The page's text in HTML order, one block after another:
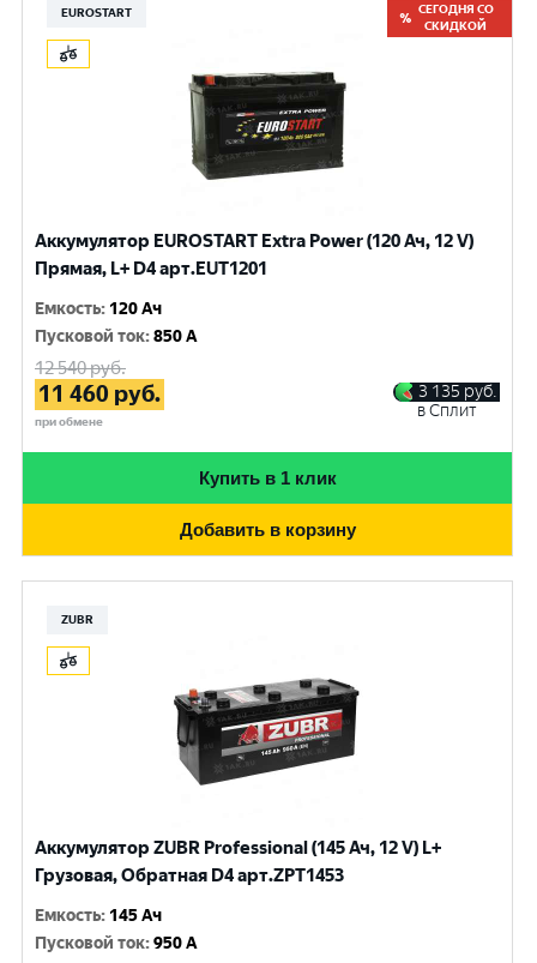
EUROSTART
СЕГОДНЯ СО
СКИДКОЙ
Аккумулятор EUROSTART Extra Power (120 Ач, 12 V)
Прямая, L+ D4 арт.EUT1201
Емкость: 120 Ач
Пусковой ток:850 A
12 540руб.
11 460 руб.
при обмене
3 135 руб.
в Сплит
Купить в 1 клик
Добавить в корзину
ZUBR
Аккумулятор ZUBR Professional (145 Ач, 12 V) L+
Грузовая, Обратная D4 арт.ZPT1453
Емкость: 145 Ач
Пусковой ток:950 A